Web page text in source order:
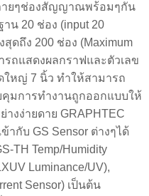
ยๆช่องสัญญาณพร้อมๆกัน
น 20 ช่อง (input 20
ดถึง 200 ช่อง (Maximum
รถแสดงผลกราฟและตัวเลข
ใหญ่ 7 นิ้ว ทำให้สามารถ
คุมการทำงานถูกออกแบบให้
างง่ายดาย GRAPHTEC
ากับ GS Sensor ต่างๆได้
TH Temp/Humidity
Luminance/UV),
Sensor) เป็นต้น